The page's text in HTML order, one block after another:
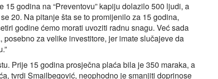
godina na “Preventovu” kapiju dolazilo 500 ljudi, a
20. Na pitanje šta se to promijenilo za 15 godina,
godine ćemo morati uvoziti radnu snagu. Već sada
za velike investitore, jer imate slučajeve da
Prije 15 godina prosječna plaća bila je 350 maraka, a
tvrdi Smailbegović, neophodno je smanjiti doprinose